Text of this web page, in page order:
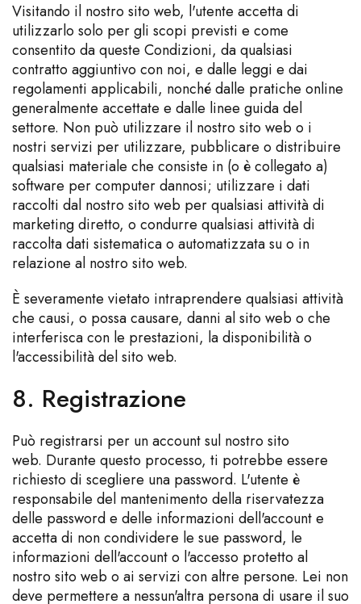
Visitando il nostro sito web, l'utente accetta di
utilizzarlo solo per gli scopi previsti e come
consentito da queste Condizioni, da qualsiasi
contratto aggiuntivo con noi, e dalle leggi e dai
regolamenti applicabili, nonché dalle pratiche online
generalmente accettate e dalle linee guida del
settore. Non può utilizzare il nostro sito web o i
nostri servizi per utilizzare, pubblicare o distribuire
qualsiasi materiale che consiste in (o è collegato a)
software per computer dannosi; utilizzare i dati
raccolti dal nostro sito web per qualsiasi attività di
marketing diretto, o condurre qualsiasi attività di
raccolta dati sistematica o automatizzata su o in
relazione al nostro sito web.
È severamente vietato intraprendere qualsiasi attività
che causi, o possa causare, danni al sito web o che
interferisca con le prestazioni, la disponibilità o
l'accessibilità del sito web.
8. Registrazione
Può registrarsi per un account sul nostro sito
web. Durante questo processo, ti potrebbe essere
richiesto di scegliere una password. L'utente è
responsabile del mantenimento della riservatezza
delle password e delle informazioni dell'account e
accetta di non condividere le sue password, le
informazioni dell'account o l'accesso protetto al
nostro sito web o ai servizi con altre persone. Lei non
deve permettere a nessun'altra persona di usare il suo